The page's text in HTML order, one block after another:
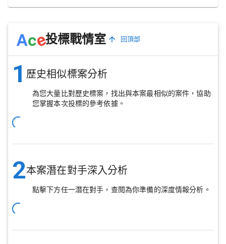
Ace投標戰情室 回頂部
1 歷史相似標案分析
為您大量比對歷史標案，找出與本案最相似的案件，協助
您掌握本次投標的參考依據。
2本案潛在對手深入分析
點擊下方任一潛在對手，查閱為你準備的深度情報分析。